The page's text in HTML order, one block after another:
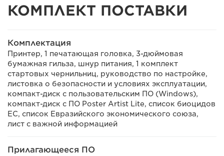
КОМПЛЕКТ ПОСТАВКИ
Комплектация
Принтер, 1 печатающая головка, 3-дюймовая
бумажная гильза, шнур питания, 1 комплект
стартовых чернильниц, руководство по настройке,
листовка о безопасности и условиях эксплуатации,
компакт-диск с пользовательским ПО (Windows),
компакт-диск с ПО Poster Artist Lite, список биоцидов
ЕС, список Евразийского экономического союза,
лист с важной информацией
Прилагающееся ПО